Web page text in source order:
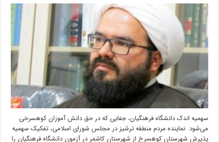
سهمیه اندک دانشگاه فرهنگیان، جفایی که در حق دانش آموزان کوهسرخی
می‌شود نماینده مردم منطقه ترشیز در مجلس شورای اسلامی، تفکیک سهمیه
پذیرش شهرستان کوهسرخ از شهرستان کاشمر در آزمون دانشگاه فرهنگیان را